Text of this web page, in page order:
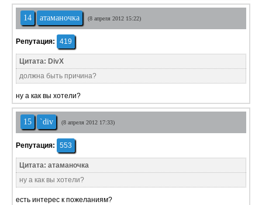
14 атаманочка (8 апреля 2012 15:22)
Репутация: 419
Цитата: DivX
должна быть причина?
ну а как вы хотели?
15 `div (8 апреля 2012 17:33)
Репутация: 553
Цитата: атаманочка
ну а как вы хотели?
есть интерес к пожеланиям?